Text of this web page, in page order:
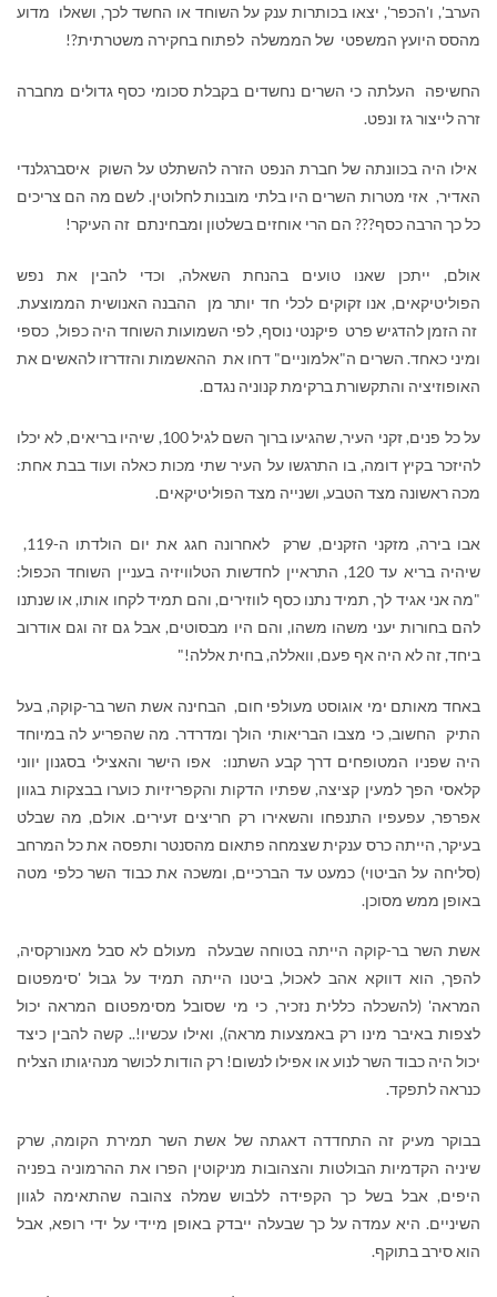
הערב', ו'הכפר', יצאו בכותרות ענק על השוחד או החשד לכך, ושאלו מדוע
מהסס היועץ המשפטי של הממשלה לפתוח בחקירה משטרתית?!
החשיפה העלתה כי השרים נחשדים בקבלת סכומי כסף גדולים מחברה
זרה לייצור גז ונפט.
אילו היה בכוונתה של חברת הנפט הזרה להשתלט על השוק איסברגלנדי
האדיר, אזי מטרות השרים היו בלתי מובנות לחלוטין. לשם מה הם צריכים
כל כך הרבה כסף??? הם הרי אוחזים בשלטון ומבחינתם זה העיקר!
אולם, ייתכן שאנו טועים בהנחת השאלה, וכדי להבין את נפש
הפוליטיקאים, אנו זקוקים לכלי חד יותר מן ההבנה האנושית הממוצעת.
זה הזמן להדגיש פרט פיקנטי נוסף, לפי השמועות השוחד היה כפול, כספי
ומיני כאחד. השרים ה"אלמוניים" דחו את ההאשמות והזדרזו להאשים את
האופוזיציה והתקשורת ברקימת קנוניה נגדם.
על כל פנים, זקני העיר, שהגיעו ברוך השם לגיל 100, שיהיו בריאים, לא יכלו
להיזכר בקיץ דומה, בו התרגשו על העיר שתי מכות כאלה ועוד בבת אחת:
מכה ראשונה מצד הטבע, ושנייה מצד הפוליטיקאים.
אבו בירה, מזקני הזקנים, שרק לאחרונה חגג את יום הולדתו ה-119,
שיהיה בריא עד 120, התראיין לחדשות הטלוויזיה בעניין השוחד הכפול:
"מה אני אגיד לך, תמיד נתנו כסף לווזירים, והם תמיד לקחו אותו, או שנתנו
להם בחורות יעני משהו משהו, והם היו מבסוטים, אבל גם זה וגם אודרוב
ביחד, זה לא היה אף פעם, וואללה, בחית אללה!"
באחד מאותם ימי אוגוסט מעולפי חום, הבחינה אשת השר בר-קוקה, בעל
התיק החשוב, כי מצבו הבריאותי הולך ומדרדר. מה שהפריע לה במיוחד
היה שפניו המטופחים דרך קבע השתנו: אפו הישר והאצילי בסגנון יווני
קלאסי הפך למעין קציצה, שפתיו הדקות והקפריזיות כוערו בבצקות בגוון
אפרפר, עפעפיו התנפחו והשאירו רק חריצים זעירים. אולם, מה שבלט
בעיקר, הייתה כרס ענקית שצמחה פתאום מהסנטר ותפסה את כל המרחב
(סליחה על הביטוי) כמעט עד הברכיים, ומשכה את כבוד השר כלפי מטה
באופן ממש מסוכן.
אשת השר בר-קוקה הייתה בטוחה שבעלה מעולם לא סבל מאנורקסיה,
להפך, הוא דווקא אהב לאכול, ביטנו הייתה תמיד על גבול 'סימפטום
המראה' (להשכלה כללית נזכיר, כי מי שסובל מסימפטום המראה יכול
לצפות באיבר מינו רק באמצעות מראה), ואילו עכשיו!.. קשה להבין כיצד
יכול היה כבוד השר לנוע או אפילו לנשום! רק הודות לכושר מנהיגותו הצליח
כנראה לתפקד.
בבוקר מעיק זה התחדדה דאגתה של אשת השר תמירת הקומה, שרק
שיניה הקדמיות הבולטות והצהובות מניקוטין הפרו את ההרמוניה בפניה
היפים, אבל בשל כך הקפידה ללבוש שמלה צהובה שהתאימה לגוון
השיניים. היא עמדה על כך שבעלה ייבדק באופן מיידי על ידי רופא, אבל
הוא סירב בתוקף.